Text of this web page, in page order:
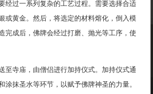
经过一系列复杂的工艺过程。需要选择合适
或黄金。然后，将选定的材料熔化，倒入模
完成后，佛牌会经过打磨、抛光等工序，使
至寺庙，由僧侣进行加持仪式。加持仪式通
涂抹圣水等环节，以赋予佛牌神圣的力量。